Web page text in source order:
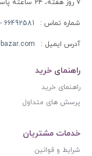
۷ روز هفته، ۲۴ ساعته پاسخگوی شما هستیم
شماره تماس : 66492581 - 66413280 (021)
آدرس ایمیل :
راهنمای خرید
راهنمای خرید
پرسش های متداول
خدمات مشتریان
شرایط و قوانین